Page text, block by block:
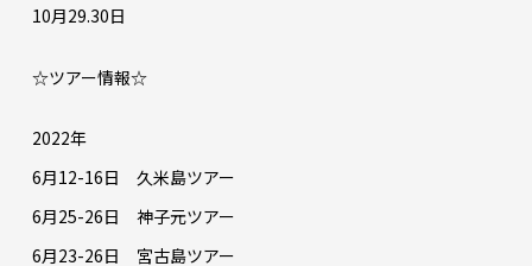
10月29.30日
☆ツアー情報☆
2022年
6月12-16日 久米島ツアー
6月25-26日 神子元ツアー
6月23-26日 宮古島ツアー